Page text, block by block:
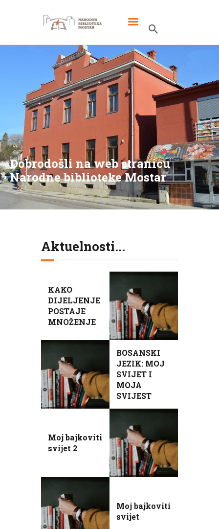
POČETNA
AKTUELNOSTI
KONTAKT
Dobrodošli na web stranicu
Narodne biblioteke Mostar
Aktuelnosti...
KAKO
DIJELJENJE
POSTAJE
MNOŽENJE
BOSANSKI
JEZIK: MOJ
SVIJET I
MOJA
SVIJEST
Moj bajkoviti
svijet 2
Moj bajkoviti
svijet